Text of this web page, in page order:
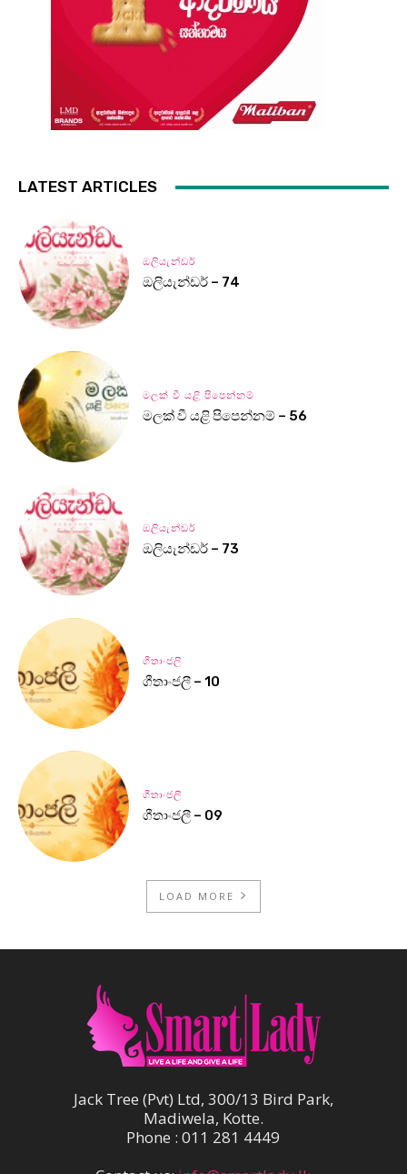
LATEST ARTICLES
ඔලියැන්ඩර්
ඔලියැන්ඩර් – 74
මලක් වී යළි පිපෙන්නම්
මලක් වී යළි පිපෙන්නම් – 56
ඔලියැන්ඩර්
ඔලියැන්ඩර් – 73
ගීතාංජලී
ගීතාංජලී – 10
ගීතාංජලී
ගීතාංජලී – 09
LOAD MORE
Jack Tree (Pvt) Ltd, 300/13 Bird Park,
Madiwela, Kotte.
Phone : 011 281 4449